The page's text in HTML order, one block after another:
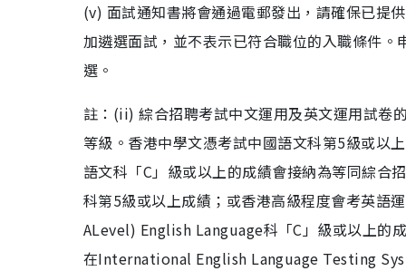
(v) 面試通知書將會通過電郵發出，請確保已提
加遴選面試，並不表示已符合職位的入職條件
選。
註：(ii) 綜合招聘考試中文運用及英文運用試卷
等級。香港中學文憑考試中國語文科第5級或以
語文科「C」級或以上的成績會接納為等同綜合
科第5級或以上成績；或香港高級程度會考英
ALevel) English Language科「C」級或以上的
在International English Language Testing